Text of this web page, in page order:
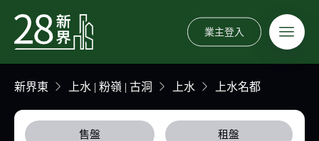
業主登入
新界東 上水 | 粉嶺 | 古洞 上水 上水名都
售盤 租盤